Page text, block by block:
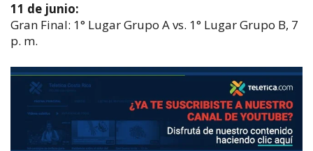
11 de junio:
Gran Final: 1° Lugar Grupo A vs. 1° Lugar Grupo B, 7
p. m.